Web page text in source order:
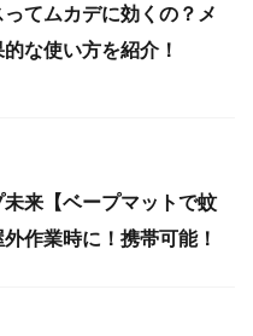
てムカデに効くの？メ
な使い方を紹介！
来【ベープマットで蚊
作業時に！携帯可能！